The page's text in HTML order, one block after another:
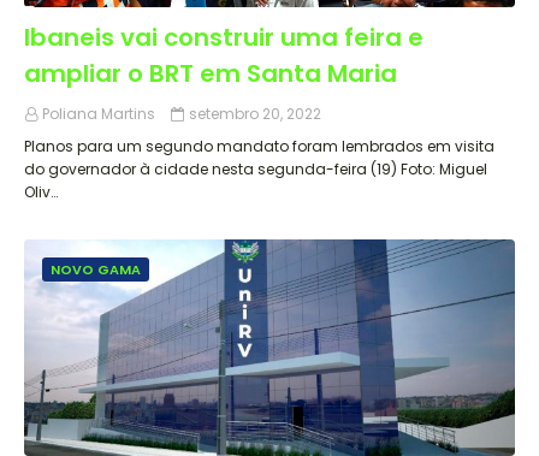
Ibaneis vai construir uma feira e
ampliar o BRT em Santa Maria
Poliana Martins
setembro 20, 2022
Planos para um segundo mandato foram lembrados em visita
do governador à cidade nesta segunda-feira (19) Foto: Miguel
Oliv…
NOVO GAMA